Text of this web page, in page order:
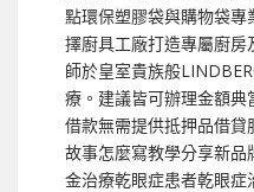
點環保塑膠袋與購物袋
擇廚具工廠打造專屬廚
師於皇室貴族般
療。建議皆可辦理金額
借款無需提供抵押品借
故事怎麼寫教學分享新
金治療乾眼症患者乾眼